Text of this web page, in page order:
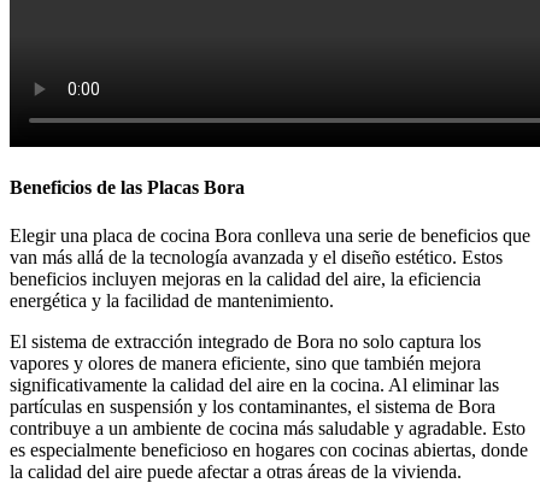
Beneficios de las Placas Bora
Elegir una placa de cocina Bora conlleva una serie de beneficios que
van más allá de la tecnología avanzada y el diseño estético. Estos
beneficios incluyen mejoras en la calidad del aire, la eficiencia
energética y la facilidad de mantenimiento.
El sistema de extracción integrado de Bora no solo captura los
vapores y olores de manera eficiente, sino que también mejora
significativamente la calidad del aire en la cocina. Al eliminar las
partículas en suspensión y los contaminantes, el sistema de Bora
contribuye a un ambiente de cocina más saludable y agradable. Esto
es especialmente beneficioso en hogares con cocinas abiertas, donde
la calidad del aire puede afectar a otras áreas de la vivienda.